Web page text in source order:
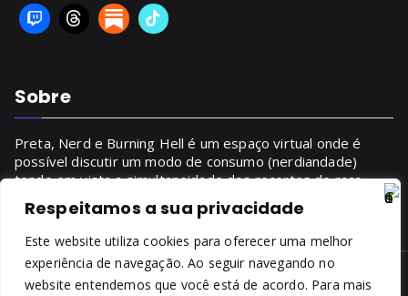
Respeitamos a sua privacidade
Este website utiliza cookies para oferecer uma melhor
experiência de navegação. Ao seguir navegando no
website entendemos que você está de acordo. Para mais
Sobre
Preta, Nerd e Burning Hell é um espaço virtual onde é
possível discutir um modo de consumo (nerdiandade)
tendo em vista a simultaneidade dos recortes de raça,
gênero, classe.
SAIBA MAIS